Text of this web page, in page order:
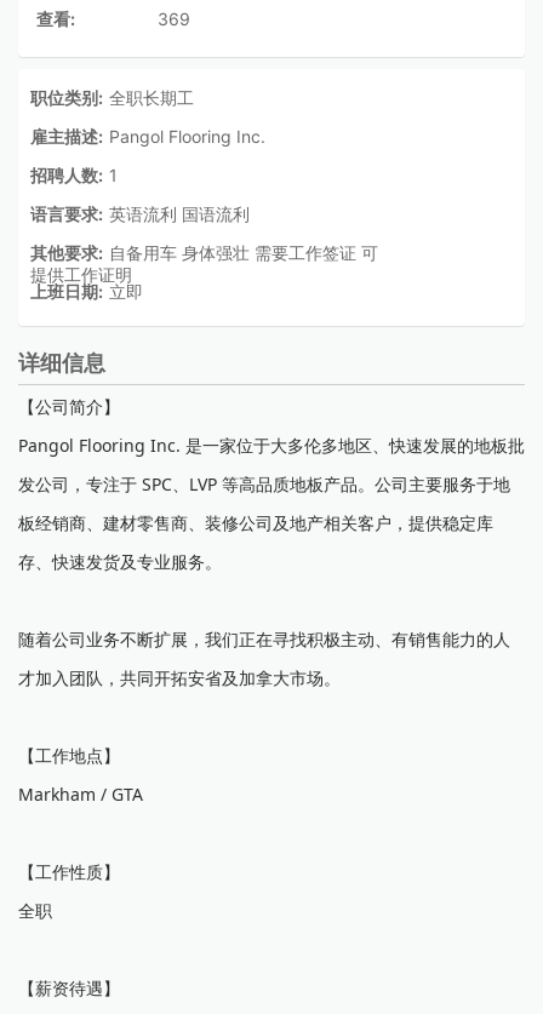
查看:
369
职位类别: 全职长期工
雇主描述: Pangol Flooring Inc.
招聘人数: 1
语言要求: 英语流利 国语流利
其他要求: 自备用车 身体强壮 需要工作签证 可
提供工作证明
上班日期: 立即
详细信息
【公司简介】
Pangol Flooring Inc. 是一家位于大多伦多地区、快速发展的地板批
发公司，专注于 SPC、LVP 等高品质地板产品。公司主要服务于地
板经销商、建材零售商、装修公司及地产相关客户，提供稳定库
存、快速发货及专业服务。
随着公司业务不断扩展，我们正在寻找积极主动、有销售能力的人
才加入团队，共同开拓安省及加拿大市场。
【工作地点】
Markham / GTA
【工作性质】
全职
【薪资待遇】